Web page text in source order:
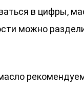
в цифры,
можно